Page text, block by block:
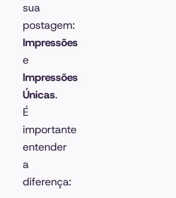
sua
postagem:
Impressões
e
Impressões
Únicas.
É
importante
entender
a
diferença: